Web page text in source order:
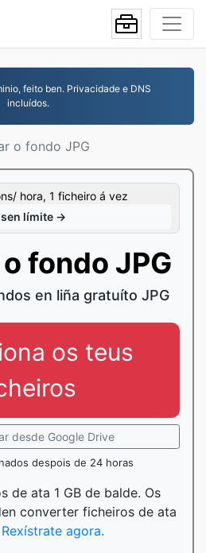
feito ben. Privacidade e DNS
incluídos.
o fondo JPG
hora, 1 ficheiro á vez
sen límite →
fondo JPG
en liña gratuíto JPG
os teus
desde Google Drive
despois de 24 horas
de ata 1 GB de balde. Os
converter ficheiros de ata
Rexístrate agora.